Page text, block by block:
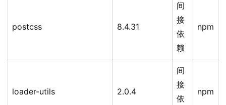
postcss 8.4.31
间
接
依
赖
npm
loader-utils 2.0.4
间
接
依
npm